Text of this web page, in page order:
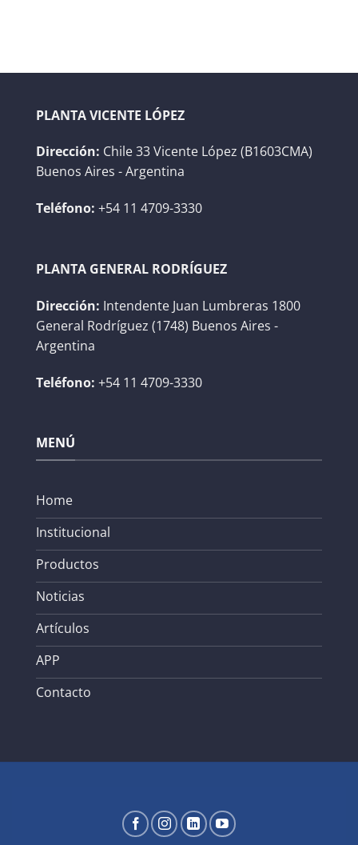
PLANTA VICENTE LÓPEZ
Dirección: Chile 33 Vicente López (B1603CMA)
Buenos Aires - Argentina
Teléfono: +54 11 4709-3330
PLANTA GENERAL RODRÍGUEZ
Dirección: Intendente Juan Lumbreras 1800
General Rodríguez (1748) Buenos Aires -
Argentina
Teléfono: +54 11 4709-3330
MENÚ
Home
Institucional
Productos
Noticias
Artículos
APP
Contacto